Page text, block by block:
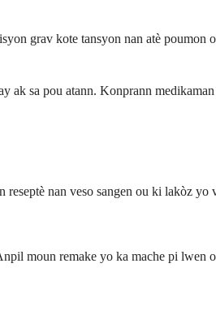
grav kote tansyon nan atè
sa pou atann. Konprann
nan veso sangen ou ki lakòz yo
moun remake yo ka mache pi lwen